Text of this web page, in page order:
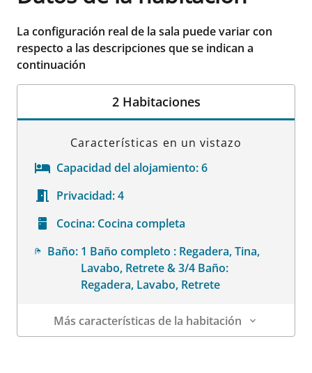
La configuración real de la sala puede variar con
respecto a las descripciones que se indican a
continuación
2 Habitaciones
Características en un vistazo
Capacidad del alojamiento:6
Privacidad:4
Cocina: Cocina completa
Baño: 1 Baño completo : Regadera, Tina,
Lavabo, Retrete & 3/4 Baño:
Regadera, Lavabo, Retrete
Más características de la habitación